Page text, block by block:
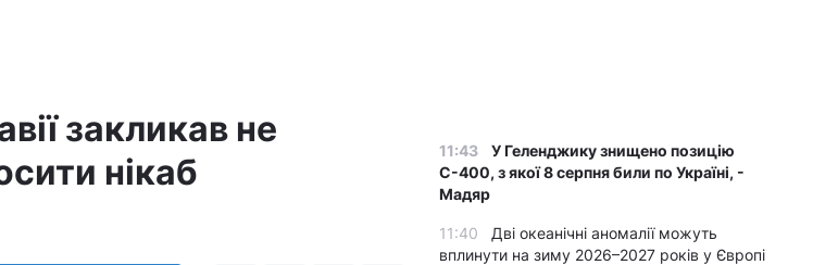
закликав не
нікаб
11:43
У Геленджику знищено позицію
С-400, з якої 8 серпня били по Україні, -
Мадяр
11:40
Дві океанічні аномалії можуть
вплинути на зиму 2026–2027 років у Європі